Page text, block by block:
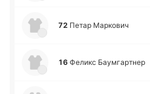
72 Петар Ма­рко­вич
16 Феликс Бау­мга­ртнер